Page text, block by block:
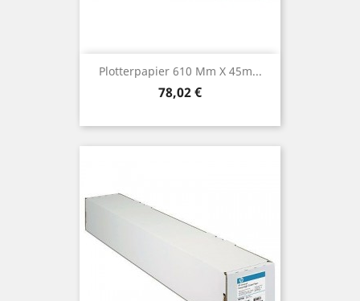
Plotterpapier 610 Mm X 45m...
Preis
78,02 €